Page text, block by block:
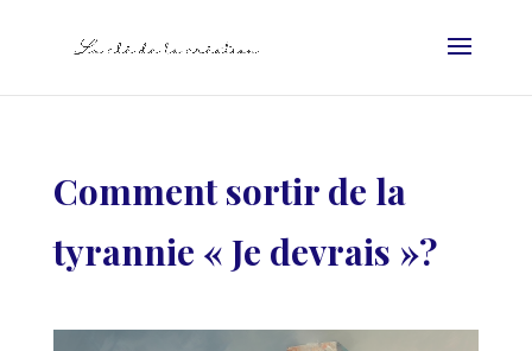
Comment sortir de la
tyrannie « Je devrais »?